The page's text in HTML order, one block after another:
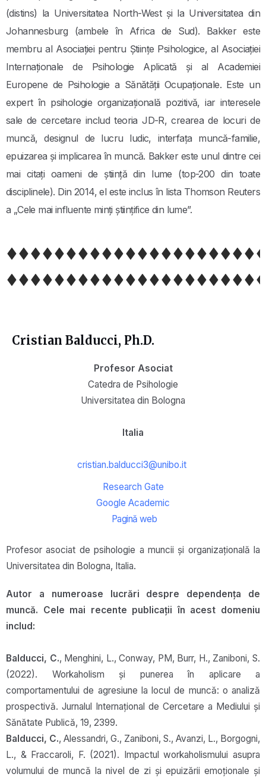
(distins) la Universitatea North-West și la Universitatea din
Johannesburg (ambele în Africa de Sud). Bakker este
membru al Asociației pentru Științe Psihologice, al Asociației
Internaționale de Psihologie Aplicată și al Academiei
Europene de Psihologie a Sănătății Ocupaționale. Este un
expert în psihologie organizațională pozitivă, iar interesele
sale de cercetare includ teoria JD-R, crearea de locuri de
muncă, designul de lucru ludic, interfața muncă-familie,
epuizarea și implicarea în muncă. Bakker este unul dintre cei
mai citați oameni de știință din lume (top-200 din toate
disciplinele). Din 2014, el este inclus în lista Thomson Reuters
a „Cele mai influente minți științifice din lume”.
Cristian Balducci, Ph.D.
Profesor Asociat
Catedra de Psihologie
Universitatea din Bologna
Italia
cristian.balducci3@unibo.it
Research Gate
Google Academic
Pagină web
Profesor asociat de psihologie a muncii și organizațională la
Universitatea din Bologna, Italia.
Autor a numeroase lucrări despre dependența de
muncă. Cele mai recente publicații în acest domeniu
includ:
Balducci, C., Menghini, L., Conway, PM, Burr, H., Zaniboni, S.
(2022). Workaholism și punerea în aplicare a
comportamentului de agresiune la locul de muncă: o analiză
prospectivă. Jurnalul Internațional de Cercetare a Mediului și
Sănătate Publică, 19, 2399.
Balducci, C., Alessandri, G., Zaniboni, S., Avanzi, L., Borgogni,
L., & Fraccaroli, F. (2021). Impactul workaholismului asupra
volumului de muncă la nivel de zi și epuizării emoționale și